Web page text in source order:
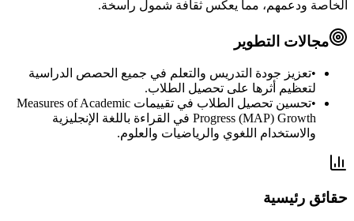
الخاصة ودعمهم، مما يعكس ثقافة شمول راسخة.
مجالات التطوير
•تعزيز جودة التدريس والتعلم في جميع الحصص الدراسية
لتعظيم أثرها على تحصيل الطلاب.
•
تحسين تحصيل الطلاب في تقييمات Measures of Academic
Progress (MAP
) Growth في القراءة باللغة الإنجليزية
والاستخدام اللغوي والرياضيات والعلوم.
حقائق رئيسية